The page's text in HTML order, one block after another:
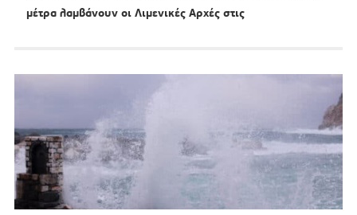
μέτρα λαμβάνουν οι Λιμενικές Αρχές στις